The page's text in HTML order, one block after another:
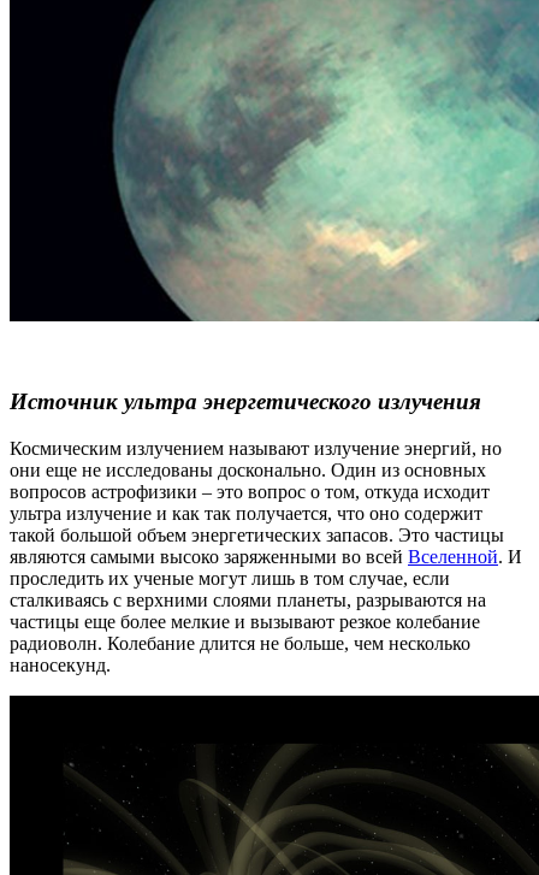
Источник ультра энергетического излучения
Космическим излучением называют излучение энергий, но
они еще не исследованы досконально. Один из основных
вопросов астрофизики – это вопрос о том, откуда исходит
ультра излучение и как так получается, что оно содержит
такой большой объем энергетических запасов. Это частицы
являются самыми высоко заряженными во всей Вселенной. И
проследить их ученые могут лишь в том случае, если
сталкиваясь с верхними слоями планеты, разрываются на
частицы еще более мелкие и вызывают резкое колебание
радиоволн. Колебание длится не больше, чем несколько
наносекунд.